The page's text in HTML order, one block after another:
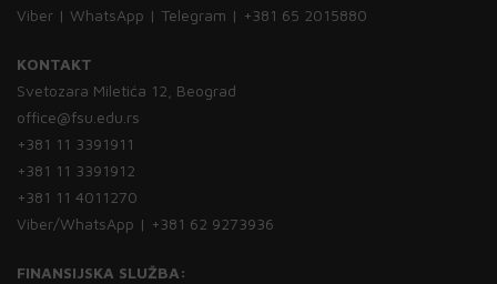
Viber | WhatsApp | Telegram | +381 65 2015880
KONTAKT
Svetozara Miletića 12, Beograd
office@fsu.edu.rs
+381 11 3391911
+381 11 3391912
+381 11 4011270
Viber/WhatsApp | +381 62 9273936
FINANSIJSKA SLUŽBA: